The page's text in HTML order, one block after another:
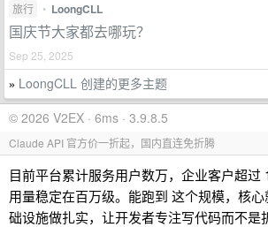
旅行 • LoongCLL
国庆节大家都去哪玩？
Sep 25, 2025
» LoongCLL 创建的更多主题
© 2026 V2EX · 6ms · 3.9.8.5
Claude API 官方价一折起，国内直连免折腾
目前平台累计服务用户数万，企业客户超过
用量稳定在百万级。能跑到 这个规模，核
础设施做扎实，让开发者专注写代码而不是